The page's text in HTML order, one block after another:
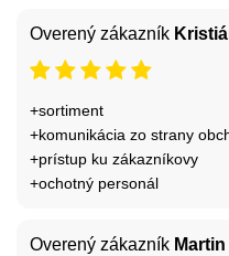
Overený zákazník
+sortiment
+komunikácia zo strany
+prístup ku zákazníkovy
+ochotný personál
Overený zákazník Martin